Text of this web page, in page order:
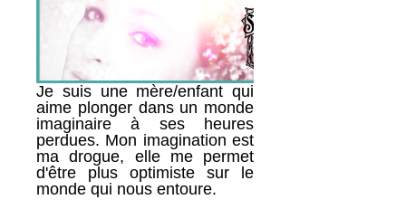
Je suis une mère/enfant qui
aime plonger dans un monde
imaginaire à ses heures
perdues. Mon imagination est
ma drogue, elle me permet
d'être plus optimiste sur le
monde qui nous entoure.